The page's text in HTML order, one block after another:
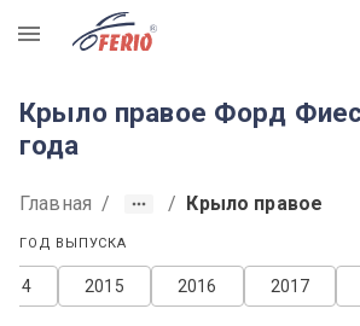
R
Крыло правое Форд
года
Главная / / Крыло правое
ГОД ВЫПУСКА
2017
2016
2015